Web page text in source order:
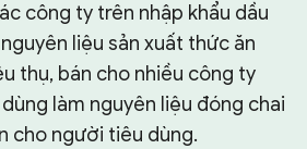
công ty trên nhập khẩu dầu
liệu sản xuất thức ăn
thụ, bán cho nhiều công ty
làm nguyên liệu đóng chai
cho người tiêu dùng.